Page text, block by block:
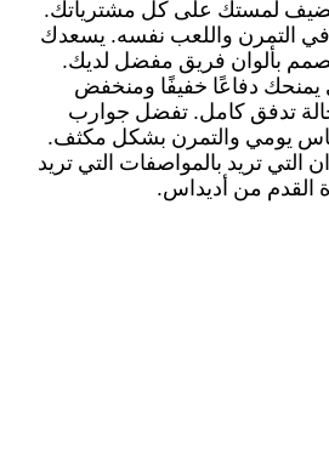
لمستك على كل مشترياتك.
التمرن واللعب نفسه. يسعدك
بألوان فريق مفضل لديك.
يمنحك دفاعًا خفيفًا ومنخفض
تدفق كامل. تفضل جوارب
أساس يومي والتمرن بشكل مكثف.
التي تريد بالمواصفات التي تريد
القدم من أديداس.